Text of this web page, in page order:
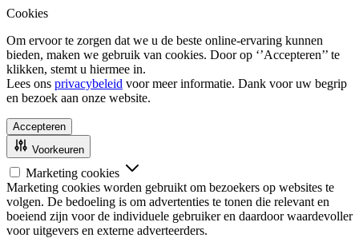
Cookies
Om ervoor te zorgen dat we u de beste online-ervaring kunnen
bieden, maken we gebruik van cookies. Door op ‘’Accepteren’’ te
klikken, stemt u hiermee in.
Lees ons privacybeleid voor meer informatie. Dank voor uw begrip
en bezoek aan onze website.
Accepteren
Voorkeuren
Marketing cookies
Marketing cookies worden gebruikt om bezoekers op websites te
volgen. De bedoeling is om advertenties te tonen die relevant en
boeiend zijn voor de individuele gebruiker en daardoor waardevoller
voor uitgevers en externe adverteerders.